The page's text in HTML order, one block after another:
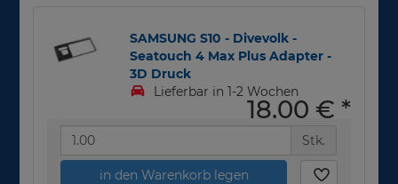
SAMSUNG S10 - Divevolk -
Seatouch 4 Max Plus Adapter -
3D Druck
Lieferbar in 1-2 Wochen
18,00 € *
Stk.
in den Warenkorb legen